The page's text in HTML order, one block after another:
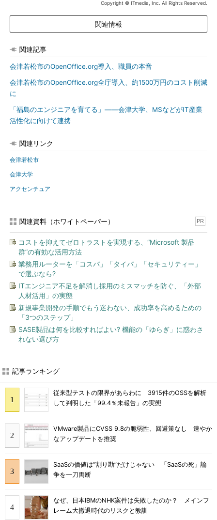
Copyright © ITmedia, Inc. All Rights Reserved.
関連情報
関連記事
会津若松市のOpenOffice.org導入、職員の本音
会津若松市のOpenOffice.org全庁導入、約1500万円のコスト削減
に
「福島のエンジニアを育てる」――会津大学、MSなどがIT産業
活性化に向けて連携
関連リンク
会津若松市
会津大学
アクセンチュア
関連資料（ホワイトペーパー） PR
コストを抑えてゼロトラストを実現する、“Microsoft 製品
群”の有効な活用方法
業務用ルーターを「コスパ」「タイパ」「セキュリティー」
で選ぶなら?
ITエンジニア不足を解消し採用のミスマッチを防ぐ、「外部
人材活用」の実態
新規事業開発の手順でもう迷わない、成功率を高めるための
「3つのステップ」
SASE製品は何を比較すればよい? 機能の「ゆらぎ」に惑わさ
れない選び方
記事ランキング
従来型テストの限界があらわに 3915件のOSSを解析
して判明した「99.4％未報告」の実態
VMware製品にCVSS 9.8の脆弱性、回避策なし 速やか
なアップデートを推奨
SaaSの価値は“割り勘”だけじゃない 「SaaSの死」論
争を一刀両断
なぜ、日本IBMのNHK案件は失敗したのか？ メインフ
レーム大撤退時代のリスクと教訓